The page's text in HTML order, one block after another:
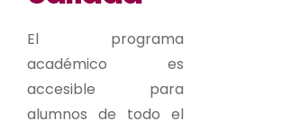
El programa
académico es
accesible para
alumnos de todo el